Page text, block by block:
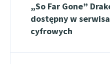
„So Far Gone”
dostępny w
cyfrowych